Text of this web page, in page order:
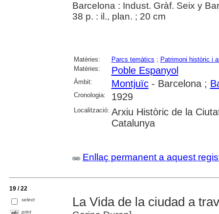
Barcelona : Indust. Gràf. Seix y
38 p. : il., plan. ; 20 cm
Matèries: Parcs temàtics ; Patrimoni històric i
Matèries:
Poble Espanyol
Àmbit: Montjuïc- Barcelona ;
Cronologia: 1929
Localització: Arxiu Històric de la
Catalunya
Enllaç permanent a aquest
19 / 22
select
print
La Vida de la ciudad a